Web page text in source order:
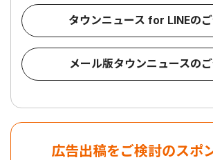
タウンニュース for LINEの
メール版タウンニュースの
広告出稿をご検討のスポ